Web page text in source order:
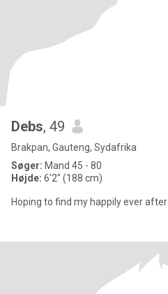
Debs, 49
Brakpan, Gauteng, Sydafrika
Søger: Mand 45 - 80
Højde: 6'2" (188 cm)
Hoping to find my happily ever after